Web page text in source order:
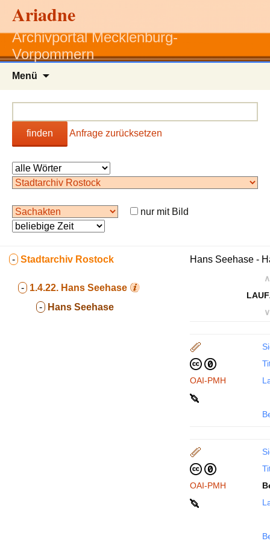
Ariadne
Archivportal Mecklenburg-
Vorpommern
Menü
finden Anfrage zurücksetzen
nur mit Bild
- Stadtarchiv Rostock
- 1.4.22. Hans Seehase
- Hans Seehase
Hans Seehase -
∧
∨
OAI-PMH
OAI-PMH